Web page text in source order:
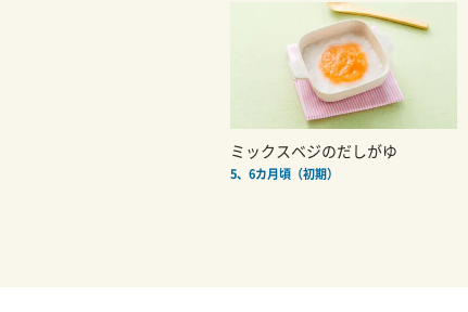
ミックスベジのだしがゆ
5、6カ月頃（初期）